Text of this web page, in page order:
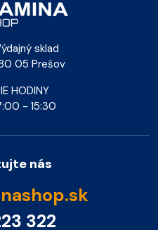
sklad
05 Prešov
HODINY
- 15:30
nás
322